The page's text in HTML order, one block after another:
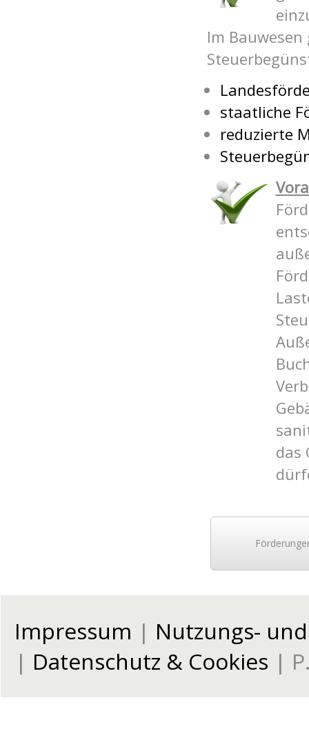
Im
staatliche
reduzierte
das
Impressum | Nutzungs-
| Datenschutz & Cookies |